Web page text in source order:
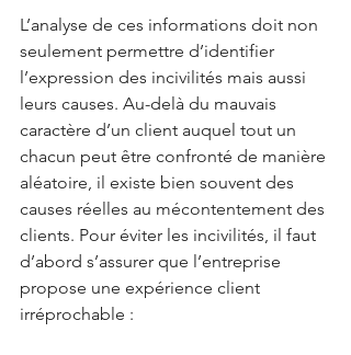
L’analyse de ces informations doit non
seulement permettre d’identifier
l’expression des incivilités mais aussi
leurs causes. Au-delà du mauvais
caractère d’un client auquel tout un
chacun peut être confronté de manière
aléatoire, il existe bien souvent des
causes réelles au mécontentement des
clients. Pour éviter les incivilités, il faut
d’abord s’assurer que l’entreprise
propose une expérience client
irréprochable :